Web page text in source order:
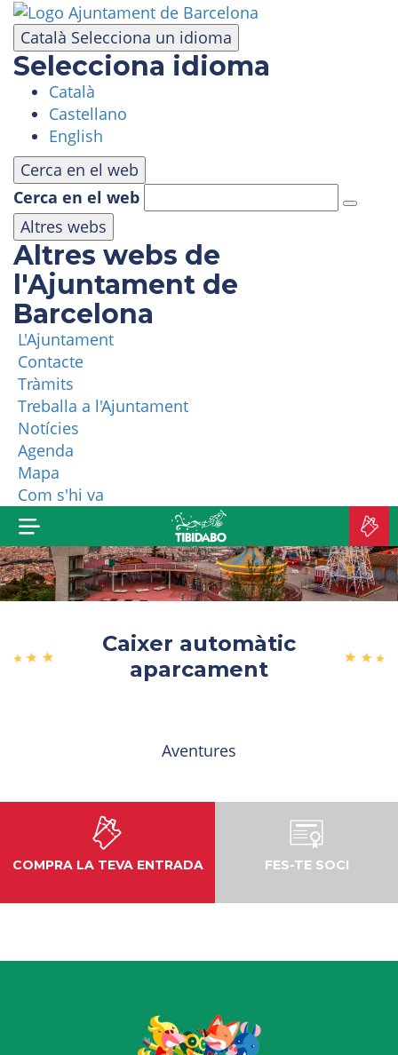
Català Selecciona un idioma
Selecciona idioma
Català
Castellano
English
Cerca en el web
Cerca en el web
Altres webs
Altres webs de
l'Ajuntament de
Barcelona
L'Ajuntament
Contacte
Tràmits
Treballa a l'Ajuntament
Notícies
Agenda
Mapa
Com s'hi va
Vés
contingut
VISITA
PARC D'ATRACCIONS
ÀREA PANORÀMICA
MASIA TIBIDABO
FUNICULAR
TIBICLUB
QUI SOM?
MÉS PRODUCTES
Caixer automàtic
aparcament
Aventures
COMPRA LA TEVA ENTRADA FES-TE SOCI